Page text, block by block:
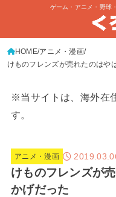
ゲーム・アニメ・野球
HOME アニメ・漫画
けものフレンズが売れたのはや
※当サイトは、海外在
す。
アニメ・漫画
けものフレンズが
かげだった